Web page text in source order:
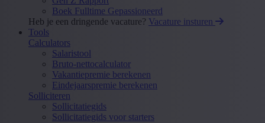
Boek Fulltime Gepassioneerd
Heb je een dringende vacature? Vacature insturen
Tools
Calculators
Salaristool
Bruto-nettocalculator
Vakantiepremie berekenen
Eindejaarspremie berekenen
Solliciteren
Sollicitatiegids
Sollicitatiegids voor starters